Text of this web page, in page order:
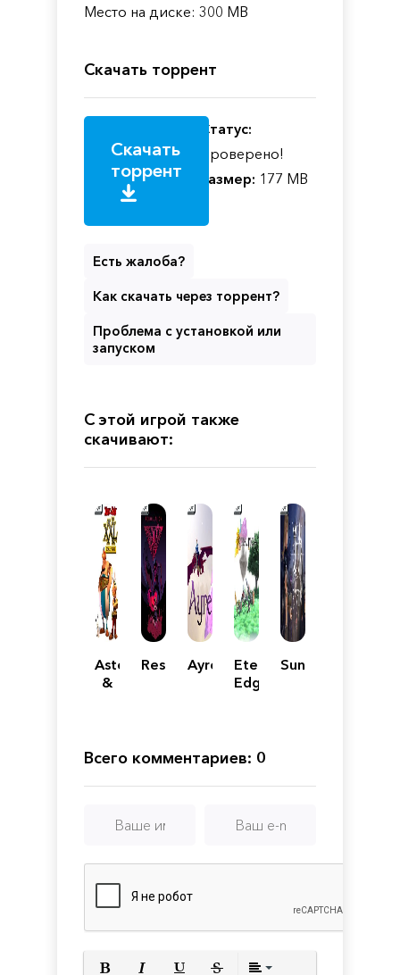
Место на диске: 300 MB
Скачать торрент
Скачать
торрент
Статус:
Проверено!
Размер: 177 MB
Есть жалоба?
Как скачать через торрент?
Проблема с установкой или
запуском
С этой игрой также
скачивают:
Asterix
&
Resolutiion
Ayre
Eternal
Edge
Sunwards
Всего комментариев: 0